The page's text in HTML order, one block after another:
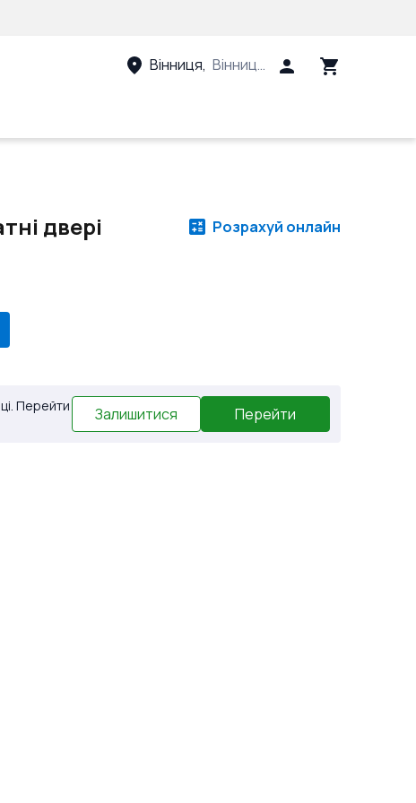
Вінниця, Вінницький район, Вінницька
двері Розрахуй онлайн
Перейти
Залишитися Перейти